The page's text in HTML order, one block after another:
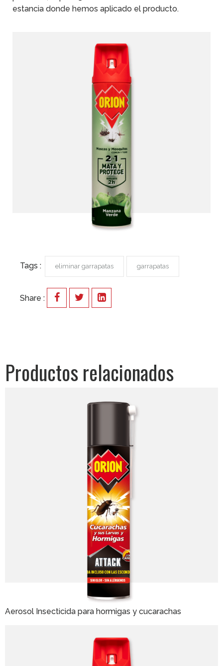
estancia donde hemos aplicado el producto.
Tags : eliminar garrapatas garrapatas
Share :
Productos relacionados
Aerosol Insecticida para hormigas y cucarachas